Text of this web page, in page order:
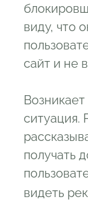
виду, что
сайт и не
ситуация.
получать
видеть